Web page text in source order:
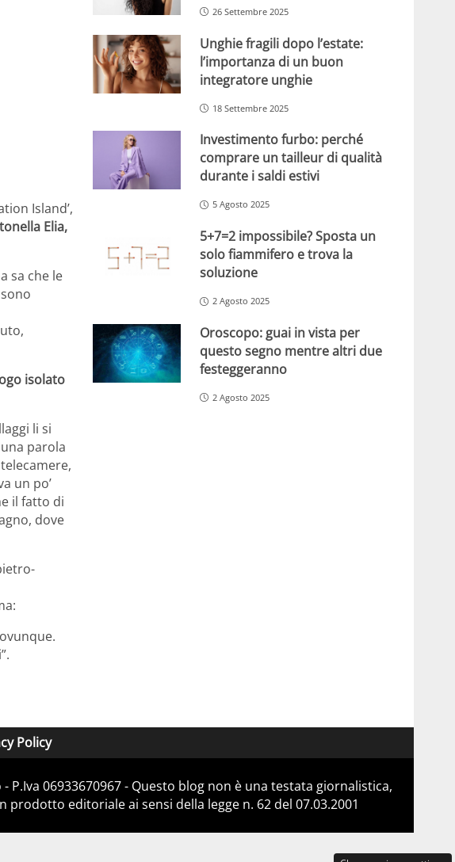
Island’,
Elia,
sa che le
isolato
li si
parola
un po’
il fatto di
dove
26 Settembre 2025
Unghie fragili dopo l’estate:
l’importanza di un buon
integratore unghie
18 Settembre 2025
Investimento furbo: perché
comprare un tailleur di qualità
durante i saldi estivi
5 Agosto 2025
5+7=2 impossibile? Sposta un
solo fiammifero e trova la
soluzione
2 Agosto 2025
Oroscopo: guai in vista per
questo segno mentre altri due
festeggeranno
2 Agosto 2025
Policy
06933670967 - Questo blog non è una testata giornalistica,
editoriale ai sensi della legge n. 62 del 07.03.2001